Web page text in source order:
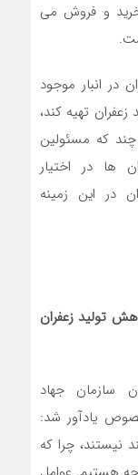
تومان خرید و فروش می
حاضر 11 تن زعفران در انبار موجود
تهیه کند،
چند که مسئولین
ها در اختیار
در این زمینه
50 الی 70 درصد کاهش تولید زعفران
سازمان جهاد
یادآور شد:
نیستند، چرا که